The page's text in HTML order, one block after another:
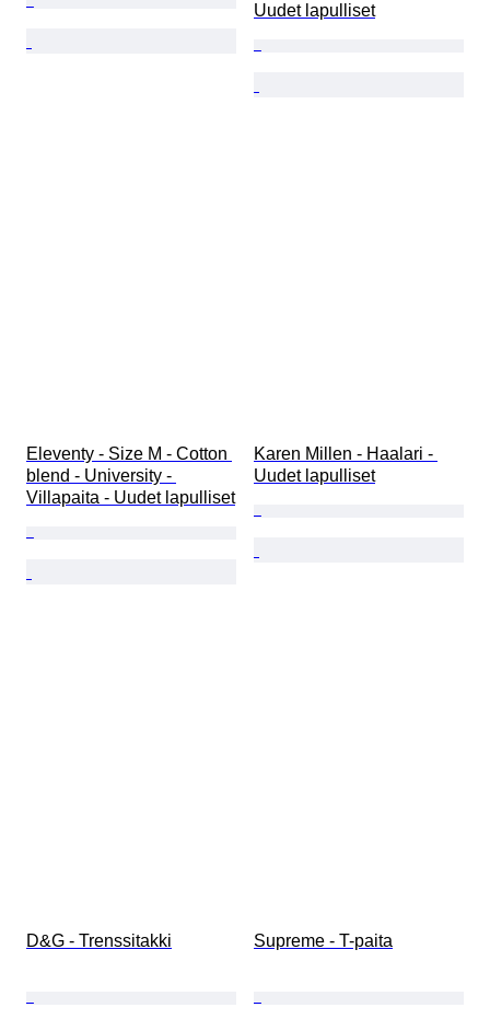
Uudet lapulliset
Eleventy - Size M - Cotton
blend - University -
Villapaita - Uudet lapulliset
Karen Millen - Haalari -
Uudet lapulliset
D&G - Trenssitakki Supreme - T-paita